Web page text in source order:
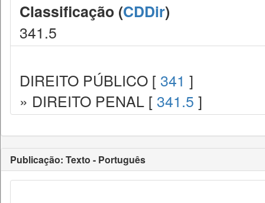
Classificação (CDDir)
341.5
DIREITO PÚBLICO [ 341 ]
» DIREITO PENAL [ 341.5 ]
Publicação: Texto - Português